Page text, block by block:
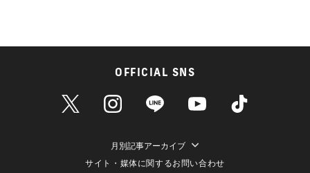
OFFICIAL SNS
月別記事アーカイブ
サイト・媒体に関するお問い合わせ